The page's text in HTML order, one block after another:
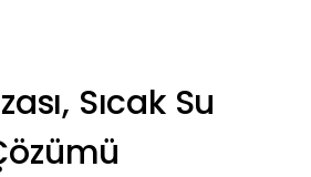
Sıcak Su